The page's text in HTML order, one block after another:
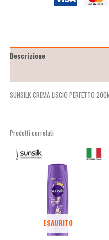
Descrizione
SUNSILK CREMA LISCIO PERFETTO
Prodotti correlati
ESAURITO